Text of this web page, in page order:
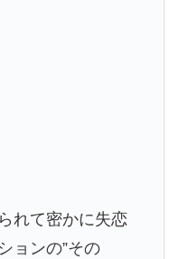
れて密かに失恋
ョンの”その